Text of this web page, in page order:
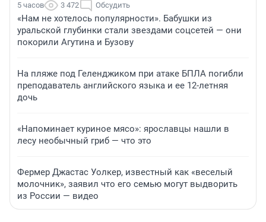
5 часов 3 472 Обсудить
«Нам не хотелось популярности». Бабушки из
уральской глубинки стали звездами соцсетей — они
покорили Агутина и Бузову
На пляже под Геленджиком при атаке БПЛА погибли
преподаватель английского языка и ее 12-летняя
дочь
«Напоминает куриное мясо»: ярославцы нашли в
лесу необычный гриб — что это
Фермер Джастас Уолкер, известный как «веселый
молочник», заявил что его семью могут выдворить
из России — видео